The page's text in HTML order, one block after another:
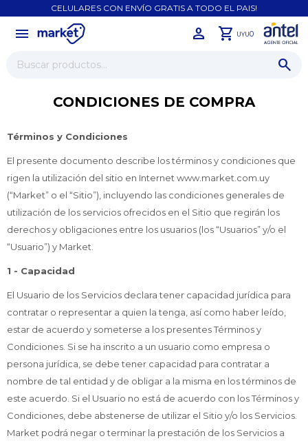
CELULARES CON ENVÍO GRATIS A TODO EL PAIS!
menu UYU0
CONDICIONES DE COMPRA
Términos y Condiciones
El presente documento describe los términos y condiciones que
rigen la utilización del sitio en Internet www.market.com.uy
(“Market” o el “Sitio”), incluyendo las condiciones generales de
utilización de los servicios ofrecidos en el Sitio que regirán los
derechos y obligaciones entre los usuarios (los “Usuarios” y/o el
“Usuario”) y Market.
1 - Capacidad
El Usuario de los Servicios declara tener capacidad jurídica para
contratar o representar a quien la tenga, así como haber leído,
estar de acuerdo y someterse a los presentes Términos y
Condiciones. Si se ha inscrito a un usuario como empresa o
persona jurídica, se debe tener capacidad para contratar a
nombre de tal entidad y de obligar a la misma en los términos de
este acuerdo. Si el Usuario no está de acuerdo con los Términos y
Condiciones, debe abstenerse de utilizar el Sitio y/o los Servicios.
Market podrá negar o terminar la prestación de los Servicios a
close